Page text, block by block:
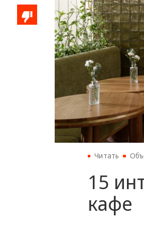
Читать
15
кафе